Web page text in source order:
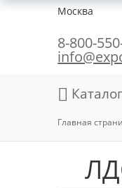
Москва
8-800-
Главная